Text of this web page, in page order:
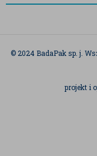
© 2024 BadaPak sp. j.
projekt i